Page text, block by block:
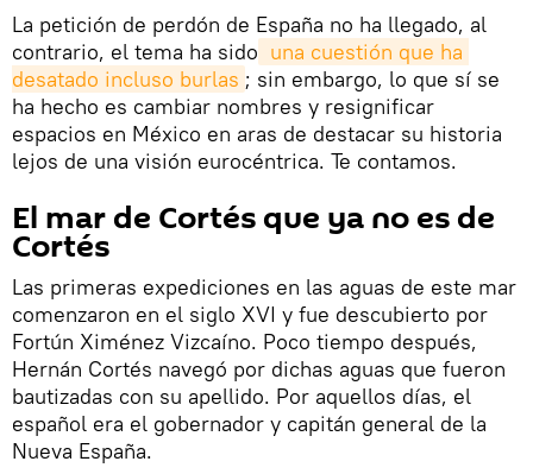
La petición de perdón de España no ha llegado, al
contrario, el tema ha sido una cuestión que ha
desatado incluso burlas ; sin embargo, lo que sí se
ha hecho es cambiar nombres y resignificar
espacios en México en aras de destacar su historia
lejos de una visión eurocéntrica. Te contamos.
El mar de Cortés que ya no es de
Cortés
Las primeras expediciones en las aguas de este mar
comenzaron en el siglo XVI y fue descubierto por
Fortún Ximénez Vizcaíno. Poco tiempo después,
Hernán Cortés navegó por dichas aguas que fueron
bautizadas con su apellido. Por aquellos días, el
español era el gobernador y capitán general de la
Nueva España.